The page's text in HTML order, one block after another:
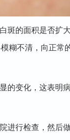
的面积是否扩
糊不清，向正常
变化，这表明
行检查，然后